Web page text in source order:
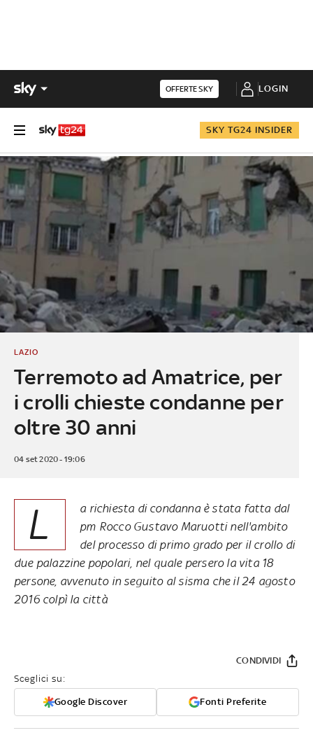
OFFERTE SKY LOGIN
SKY TG24 INSIDER
Terremoto ad Amatrice, per
i crolli chieste condanne per
oltre 30 anni
LAZIO
04 set 2020 - 19:06
L
a richiesta di condanna è stata fatta dal
pm Rocco Gustavo Maruotti nell'ambito
del processo di primo grado per il crollo di
due palazzine popolari, nel quale persero la vita 18
persone, avvenuto in seguito al sisma che il 24 agosto
2016 colpì la città
Sceglici su:
Google Discover Fonti Preferite
CONDIVIDI